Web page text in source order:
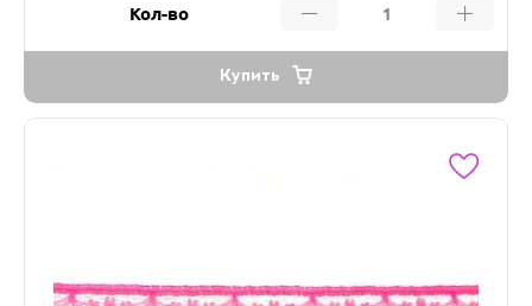
Кол-во
Купить